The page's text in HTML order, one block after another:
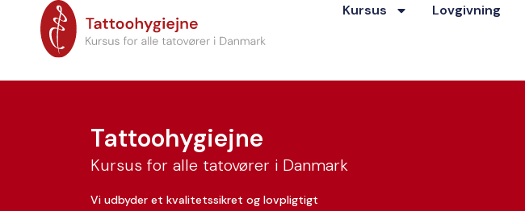
Kursus Lovgivning
Alberte Norre
Tattoohygiejne
Kursus for alle tatovører i Danmark
Vi udbyder et kvalitetssikret og lovpligtigt